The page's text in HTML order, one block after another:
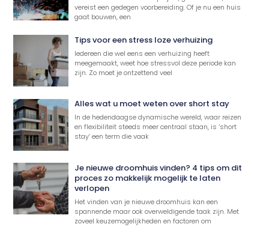
vereist een gedegen voorbereiding. Of je nu een huis
gaat bouwen, een
Tips voor een stress loze verhuizing
Iedereen die wel eens een verhuizing heeft
meegemaakt, weet hoe stressvol deze periode kan
zijn. Zo moet je ontzettend veel
Alles wat u moet weten over short stay
In de hedendaagse dynamische wereld, waar reizen
en flexibiliteit steeds meer centraal staan, is ‘short
stay’ een term die vaak
Je nieuwe droomhuis vinden? 4 tips om dit
proces zo makkelijk mogelijk te laten
verlopen
Het vinden van je nieuwe droomhuis kan een
spannende maar ook overweldigende taak zijn. Met
zoveel keuzemogelijkheden en factoren om